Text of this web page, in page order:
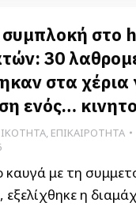
συμπλοκή στο
30
στα χέρια
ενός…
, ΕΠΙΚΑΙΡΟΤΗΤΑ
καυγά με τη
η